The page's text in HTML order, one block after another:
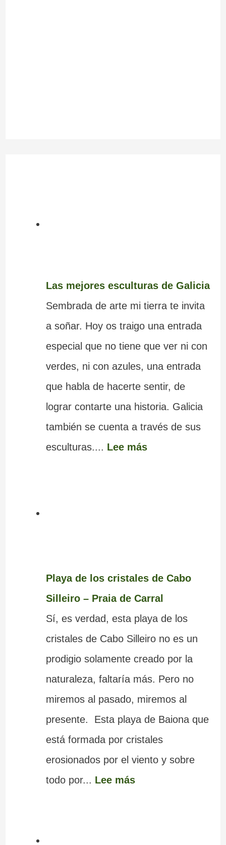
Las mejores esculturas de Galicia
Sembrada de arte mi tierra te invita
a soñar. Hoy os traigo una entrada
especial que no tiene que ver ni con
verdes, ni con azules, una entrada
que habla de hacerte sentir, de
lograr contarte una historia. Galicia
también se cuenta a través de sus
esculturas.... Lee más
Playa de los cristales de Cabo
Silleiro – Praia de Carral
Sí, es verdad, esta playa de los
cristales de Cabo Silleiro no es un
prodigio solamente creado por la
naturaleza, faltaría más. Pero no
miremos al pasado, miremos al
presente. Esta playa de Baiona que
está formada por cristales
erosionados por el viento y sobre
todo por... Lee más